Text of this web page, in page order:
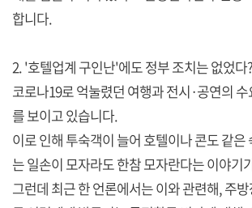
합니다.
2. '호텔업계 구인난'에도 정부 조치는 없었다?
코로나19로 억눌렸던 여행과 전시·공연의
를 보이고 있습니다.
이로 인해 투숙객이 늘어 호텔이나 콘도 같은
는 일손이 모자라도 한참 모자란다는 이야기
그런데 최근 한 언론에서는 이와 관련해, 주